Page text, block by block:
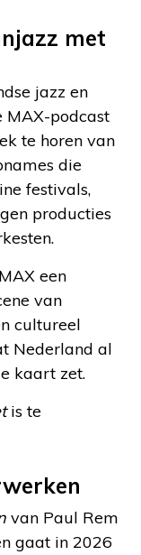
met
jazz en
MAX-podcast
te horen van
die
festivals,
producties
een
van
cultureel
Nederland al
kaart zet.
is te
van Paul Rem
gaat in 2026